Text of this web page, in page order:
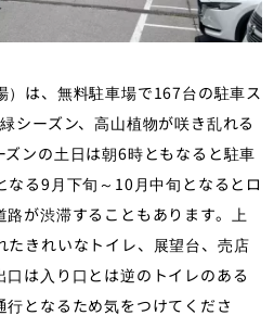
）は、無料駐車場で167台の駐車ス
シーズン、高山植物が咲き乱れる
ンの土日は朝6時ともなると駐車
なる9月下旬～10月中旬となるとロ
路が渋滞することもあります。上
たきれいなトイレ、展望台、売店
は入り口とは逆のトイレのある
となるため気をつけてくださ